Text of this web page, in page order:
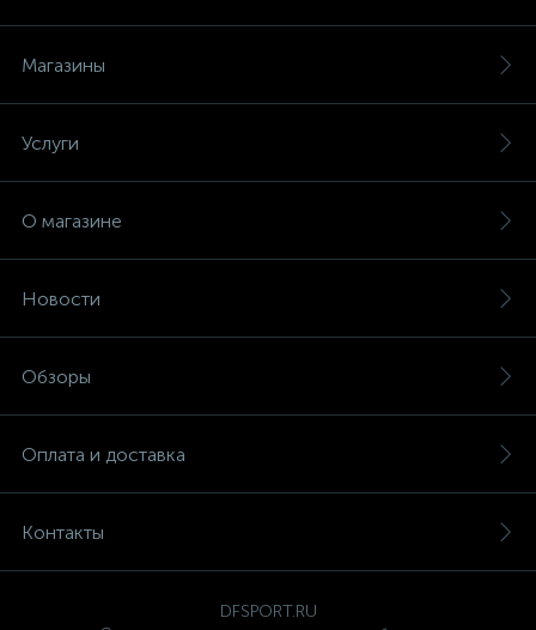
Магазины
Услуги
О магазине
Новости
Обзоры
Оплата и доставка
Контакты
DFSPORT.RU